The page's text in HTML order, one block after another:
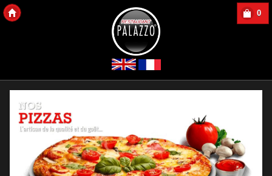
0
Copyright 2013 Des-Click Com